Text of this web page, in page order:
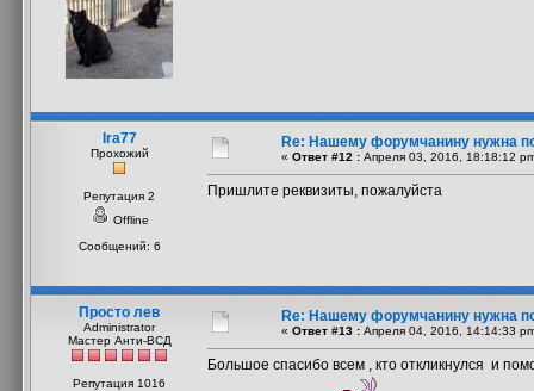
Ira77
Прохожий
Репутация 2
Offline
Сообщений: 6
Re: Нашему форумчанину нужна
« Ответ #12 : Апреля 03, 2016, 18:18:12
Пришлите реквизиты, пожалуйста
Просто лев
Administrator
Мастер Анти-ВСД
Репутация 1016
Re: Нашему форумчанину нужна
« Ответ #13 : Апреля 04, 2016, 14:14:33
Большое спасибо всем , кто откликнулся и